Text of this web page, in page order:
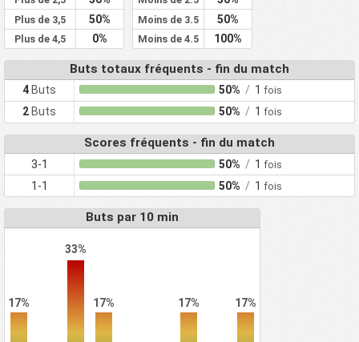
Plus de 3,5 50%
Plus de 4,5 0%
Moins de 3.5 50%
Moins de 4.5 100%
Buts totaux fréquents - fin du match
4 Buts 50% / 1fois
2 Buts 50% / 1fois
Scores fréquents - fin du match
3-1 50% / 1fois
1-1 50% / 1fois
Buts par 10 min
17%
33%
17% 17% 17%